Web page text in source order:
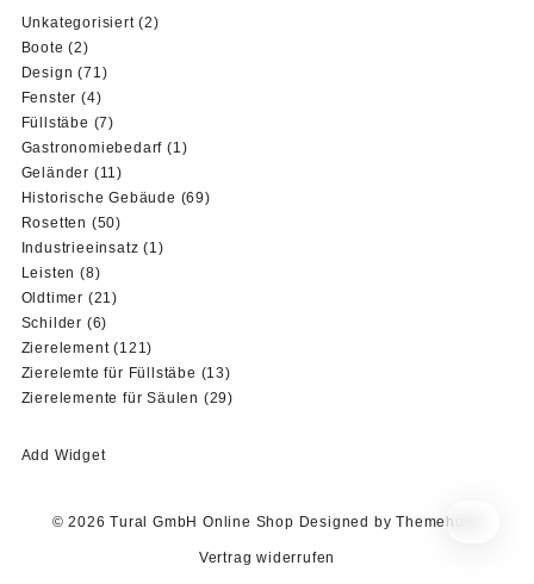
Unkategorisiert 22
Boote 22
Produkte
Design 71 71
Produkte
Fenster 44
Produkte
Füllstäbe 77
Produkte
Gastronomiebedarf 1 1
Geländer 1111
Produkte
Historische Gebäude 6969
Rosetten 5050
Produkte
Industrieeinsatz 1 1
Leisten 88
Produkte
Oldtimer 2121
Schilder 66
Produkte
Zierelement 121121
Produkte
Zierelemte für Füllstäbe 1313
Produkte
Zierelemente für Säulen 2929
Add Widget
© 2026Tural GmbH Online Shop Designed by Themehunk
Vertrag widerrufen